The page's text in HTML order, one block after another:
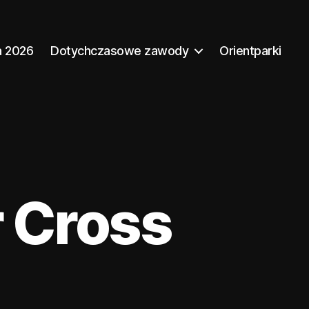
2026 Dotychczasowe zawody Orientparki